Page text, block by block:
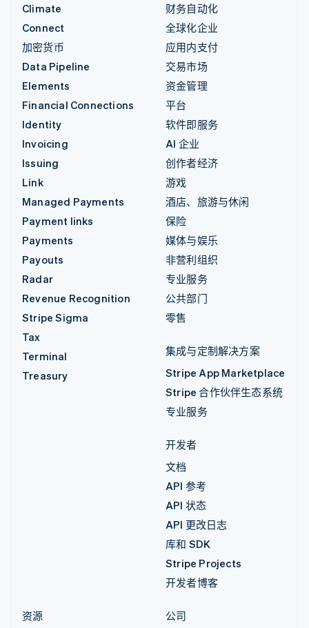
Climate
Connect
加密货币
Data Pipeline
Elements
Financial Connections
Identity
Invoicing
Issuing
Link
Managed Payments
Payment links
Payments
Payouts
Radar
Revenue Recognition
Stripe Sigma
Tax
Terminal
Treasury
财务自动化
全球化企业
应用内支付
交易市场
资金管理
平台
软件即服务
AI 企业
创作者经济
游戏
酒店、旅游与休闲
保险
媒体与娱乐
非营利组织
专业服务
公共部门
零售
集成与定制解决方案
Stripe App Marketplace
Stripe 合作伙伴生态系统
专业服务
开发者
文档
API 参考
API 状态
API 更改日志
库和 SDK
Stripe Projects
开发者博客
资源
公司